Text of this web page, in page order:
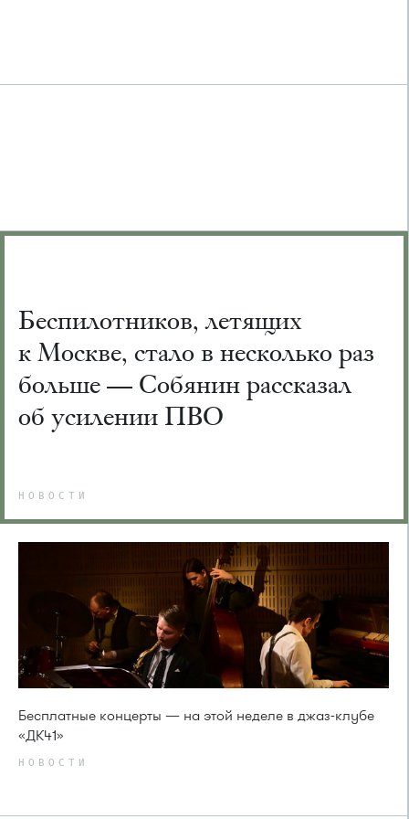
Беспилотников, летящих
к Москве, стало в несколько раз
больше — Собянин рассказал
об усилении ПВО
НОВОСТИ
Бесплатные концерты — на этой неделе в джаз-клубе
«ДК41»
НОВОСТИ